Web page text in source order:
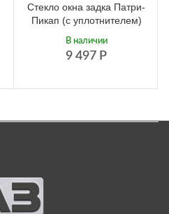
Стекло окна задка Патри-
Пикап (с уплотнителем)
9 497 Р
В наличии